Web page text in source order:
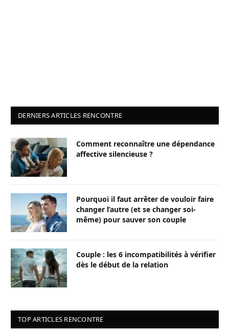
DERNIERS ARTICLES RENCONTRE
Comment reconnaître une dépendance
affective silencieuse ?
Pourquoi il faut arrêter de vouloir faire
changer l’autre (et se changer soi-
même) pour sauver son couple
Couple : les 6 incompatibilités à vérifier
dès le début de la relation
TOP ARTICLES RENCONTRE